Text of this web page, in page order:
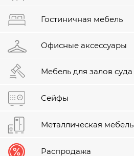
Гостиничная мебель
Офисные аксессуары
Мебель для залов суда
Сейфы
Металлическая мебель
Распродажа